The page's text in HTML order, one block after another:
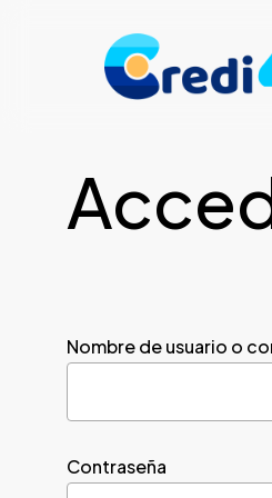
Nombre de usuario o
Contraseña